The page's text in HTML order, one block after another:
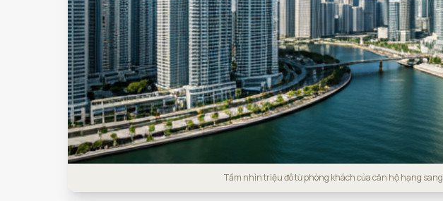
Tầm nhìn triệu đô từ phòng khách của căn hộ hạng sang